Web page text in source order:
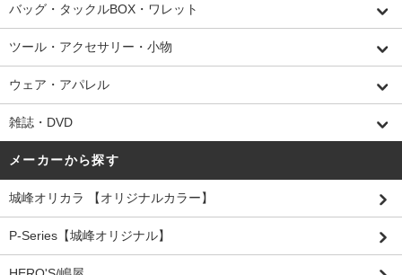
バッグ・タックルBOX・ワレット
ツール・アクセサリー・小物
ウェア・アパレル
雑誌・DVD
メーカーから探す
城峰オリカラ 【オリジナルカラー】
P-Series【城峰オリジナル】